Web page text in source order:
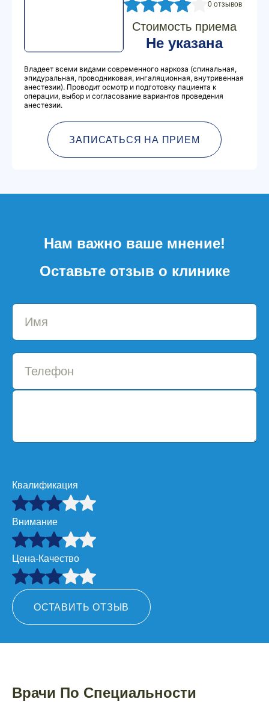
0 отзывов
Стоимость приема
Не указана
Владеет всеми видами современного наркоза (спинальная,
эпидуральная, проводниковая, ингаляционная, внутривенная
анестезии). Проводит осмотр и подготовку пациента к
операции, выбор и согласование вариантов проведения
анестезии.
ЗАПИСАТЬСЯ НА ПРИЕМ
Нам важно ваше мнение!
Оставьте отзыв о клинике
Квалификация
Внимание
Цена-Качество
ОСТАВИТЬ ОТЗЫВ
Врачи По Специальности